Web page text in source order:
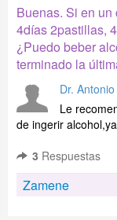
Buenas. Si en
4días 2pastillas,
¿Puedo beber
terminado la
Dr.
Le
de ingerir
3 Respuestas
Zamene